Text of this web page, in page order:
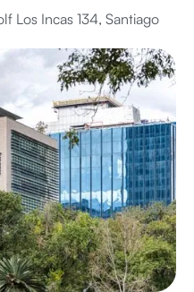
Los Incas 134, Santiago